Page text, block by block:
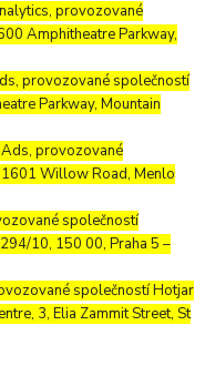
provozované
Amphitheatre Parkway,
provozované společností
Parkway, Mountain
provozované
Willow Road, Menlo
společností
10, 150 00, Praha 5 –
společností Hotjar
3, Elia Zammit Street, St